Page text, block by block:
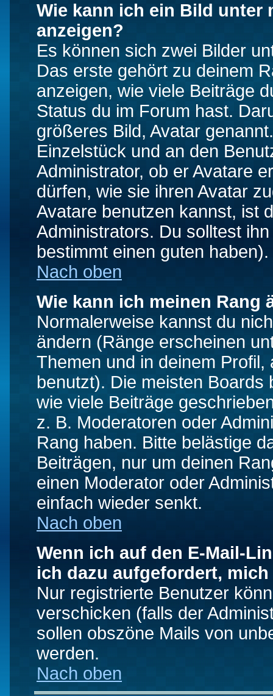
Wie kann ich ein Bild unter
anzeigen?
Es können sich zwei Bilder
Das erste gehört zu deinem
anzeigen, wie viele Beiträge
Status du im Forum hast.
größeres Bild, Avatar
Einzelstück und an den
Administrator, ob er Avatare
dürfen, wie sie ihren Avatar
Avatare benutzen kannst, ist
Administrators. Du solltest
bestimmt einen guten haben).
Nach oben
Wie kann ich meinen Rang
Normalerweise kannst du
ändern (Ränge erscheinen
Themen und in deinem
benutzt). Die meisten
wie viele Beiträge
z. B. Moderatoren oder
Rang haben. Bitte belästige
Beiträgen, nur um deinen
einen Moderator oder
einfach wieder senkt.
Nach oben
Wenn ich auf den E-Mail-
ich dazu aufgefordert,
Nur registrierte Benutzer
verschicken (falls der
sollen obszöne Mails von
werden.
Nach oben